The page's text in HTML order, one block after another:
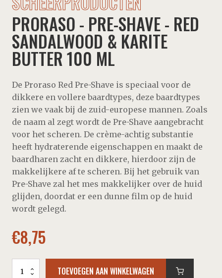
PRORASO - PRE-SHAVE - RED
SANDALWOOD & KARITE
BUTTER 100 ML
De Proraso Red Pre-Shave is speciaal voor de
dikkere en vollere baardtypes, deze baardtypes
zien we vaak bij de zuid-europese mannen. Zoals
de naam al zegt wordt de Pre-Shave aangebracht
voor het scheren. De crème-achtig substantie
heeft hydraterende eigenschappen en maakt de
baardharen zacht en dikkere, hierdoor zijn de
makkelijkere af te scheren. Bij het gebruik van
Pre-Shave zal het mes makkelijker over de huid
glijden, doordat er een dunne film op de huid
wordt gelegd.
€8,75
Proraso
TOEVOEGEN AAN WINKELWAGEN